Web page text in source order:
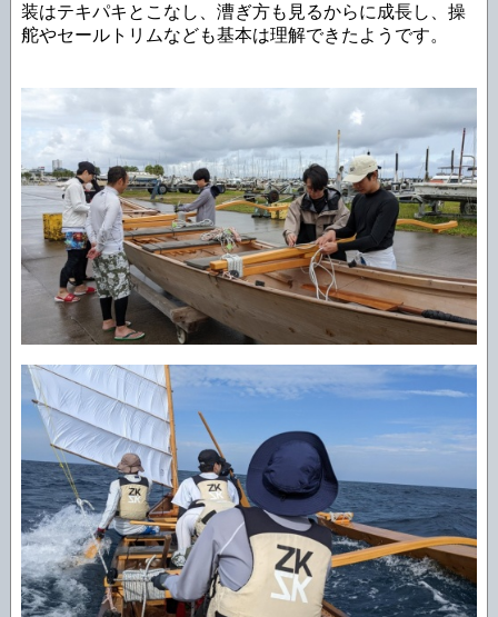
装はテキパキとこなし、漕ぎ方も見るからに成長し、操
舵やセールトリムなども基本は理解できたようです。